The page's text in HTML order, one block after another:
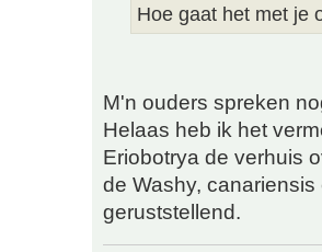
Hoe gaat het met je
M'n ouders spreken
Helaas heb ik het
Eriobotrya de verhuis
de Washy,
geruststellend.